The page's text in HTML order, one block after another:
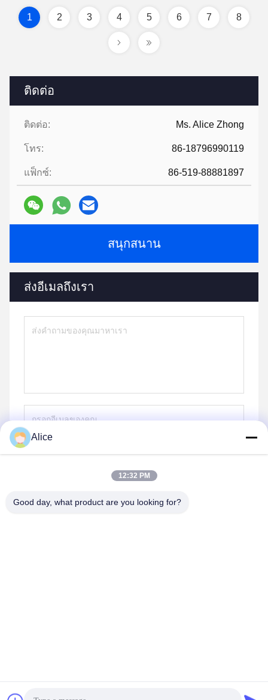
ติดต่อ
ติดต่อ: Ms. Alice Zhong
โทร: 86-18796990119
แฟ็กซ์: 86-519-88881897
สนุกสนาน
ส่งอีเมลถึงเรา
ส่ง
1 2 3 4 5 6 7 8
จีน คุณภาพดี เครื่องมือบดคาร์ไบด์ ผู้จัดจําหน่าย.ลิขสิทธิ์ 2018-
Alice
12:32 PM
Good day, what product are you looking for?